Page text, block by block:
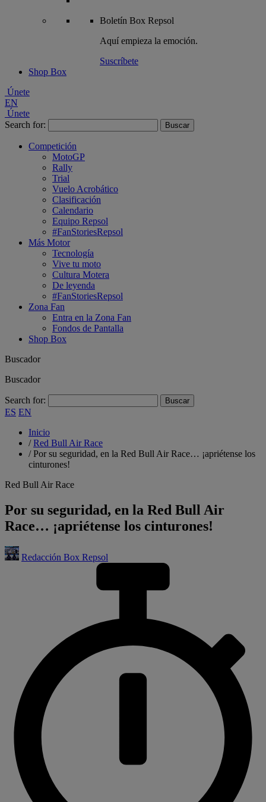
Boletín Box Repsol
Aquí empieza la emoción.
Suscríbete
Shop Box
Únete
EN
Únete
Search for:
Competición
MotoGP
Rally
Trial
Vuelo Acrobático
Clasificación
Calendario
Equipo Repsol
#FanStoriesRepsol
Más Motor
Tecnología
Vive tu moto
Cultura Motera
De leyenda
#FanStoriesRepsol
Zona Fan
Entra en la Zona Fan
Fondos de Pantalla
Shop Box
Buscador
Buscador
Search for:
ES EN
Inicio
/Red Bull Air Race
/Por su seguridad, en la Red Bull Air Race… ¡apriétense los
cinturones!
Red Bull Air Race
Por su seguridad, en la Red Bull Air
Race… ¡apriétense los cinturones!
Redacción Box Repsol